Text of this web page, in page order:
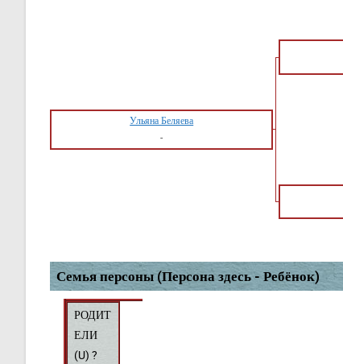
Ульяна Беляева
-
Семья персоны (Персона здесь - Ребёнок)
РОДИТ
ЕЛИ
(U) ?